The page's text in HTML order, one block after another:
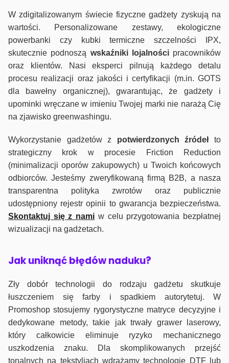
W zdigitalizowanym świecie fizyczne gadżety zyskują na
wartości. Personalizowane zestawy, ekologiczne
powerbanki czy kubki termiczne szczelności IPX,
skutecznie podnoszą wskaźniki lojalnościpracowników
oraz klientów. Nasi eksperci pilnują każdego detalu
procesu realizacji oraz jakości i certyfikacji (m.in. GOTS
dla bawełny organicznej), gwarantując, że gadżety i
upominki wręczane w imieniu Twojej marki nie narażą Cię
na zjawisko greenwashingu.
Wykorzystanie gadżetów z potwierdzonych źródełto
strategiczny krok w procesie Friction Reduction
(minimalizacji oporów zakupowych) u Twoich końcowych
odbiorców. Jesteśmy zweryfikowaną firmą B2B, a nasza
transparentna polityka zwrotów oraz publicznie
udostępniony rejestr opinii to gwarancja bezpieczeństwa.
Skontaktuj się z nami w celu przygotowania bezpłatnej
wizualizacji na gadżetach.
Jak uniknąć błędów naduku?
Zły dobór technologii do rodzaju gadżetu skutkuje
łuszczeniem się farby i spadkiem autorytetuj. W
Promoshop stosujemy rygorystyczne matryce decyzyjne i
dedykowane metody, takie jak trwały grawer laserowy,
który całkowicie eliminuje ryzyko mechanicznego
uszkodzenia znaku. Dla skomplikowanych przejść
tonalnych na tekstyliach wdrażamy technologię DTF lub